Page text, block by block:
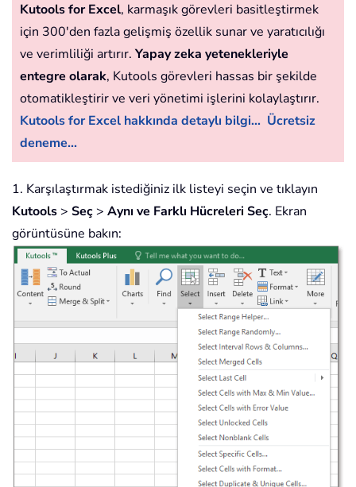
Kutools for Excel, karmaşık görevleri basitleştirmek
için 300'den fazla gelişmiş özellik sunar ve yaratıcılığı
ve verimliliği artırır. Yapay zeka yetenekleriyle
entegre olarak, Kutools görevleri hassas bir şekilde
otomatikleştirir ve veri yönetimi işlerini kolaylaştırır.
Kutools for Excel hakkında detaylı bilgi... Ücretsiz
deneme...
1. Karşılaştırmak istediğiniz ilk listeyi seçin ve tıklayın
Kutools > Seç > Aynı ve Farklı Hücreleri Seç. Ekran
görüntüsüne bakın: